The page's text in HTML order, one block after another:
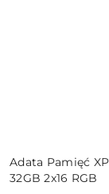
Adata Pamięć
32GB 2x16 RGB